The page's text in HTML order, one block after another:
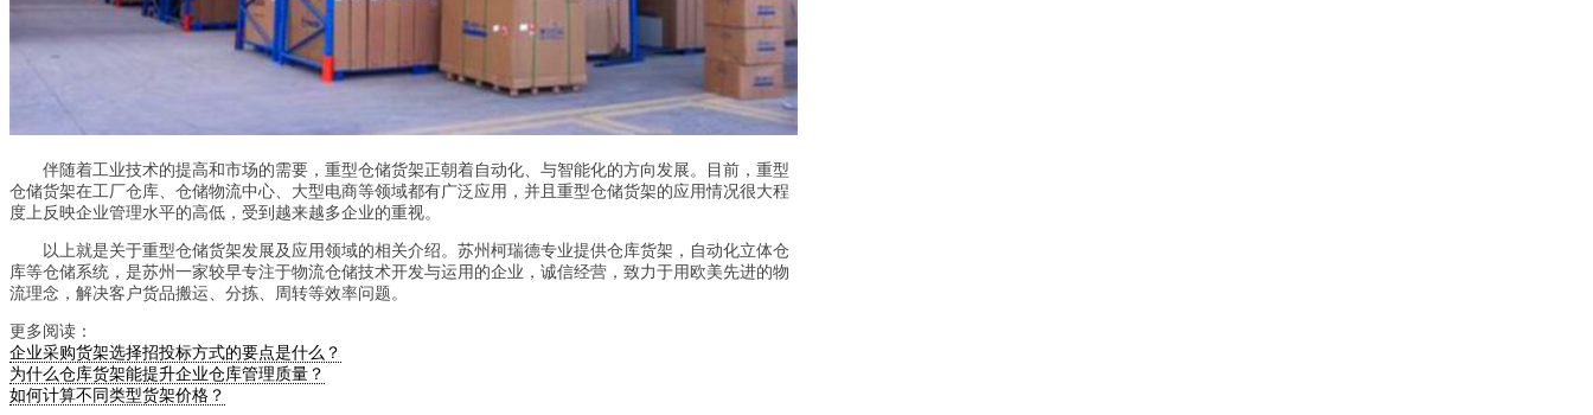
伴随着工业技术的提高和市场的需要，重型仓储货架正朝着自动化、与智能化的方向发展。目前，重型
仓储货架在工厂仓库、仓储物流中心、大型电商等领域都有广泛应用，并且重型仓储货架的应用情况很大程
度上反映企业管理水平的高低，受到越来越多企业的重视。
以上就是关于重型仓储货架发展及应用领域的相关介绍。苏州柯瑞德专业提供仓库货架，自动化立体仓
库等仓储系统，是苏州一家较早专注于物流仓储技术开发与运用的企业，诚信经营，致力于用欧美先进的物
流理念，解决客户货品搬运、分拣、周转等效率问题。
更多阅读：
企业采购货架选择招投标方式的要点是什么？
为什么仓库货架能提升企业仓库管理质量？
如何计算不同类型货架价格？